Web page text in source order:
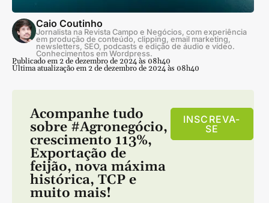
Caio Coutinho
Jornalista na Revista Campo e Negócios, com experiência
em produção de conteúdo, clipping, email marketing,
newsletters, SEO, podcasts e edição de áudio e vídeo.
Conhecimentos em Wordpress.
Publicado em 2 de dezembro de 2024 às 08h40
Última atualização em 2 de dezembro de 2024 às 08h40
Acompanhe tudo
sobre #Agronegócio,
crescimento 113%,
Exportação de
feijão, nova máxima
histórica, TCP e
muito mais!
INSCREVA-
SE